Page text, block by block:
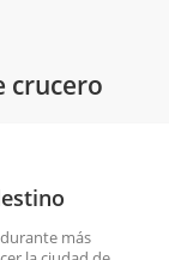
crucero
más